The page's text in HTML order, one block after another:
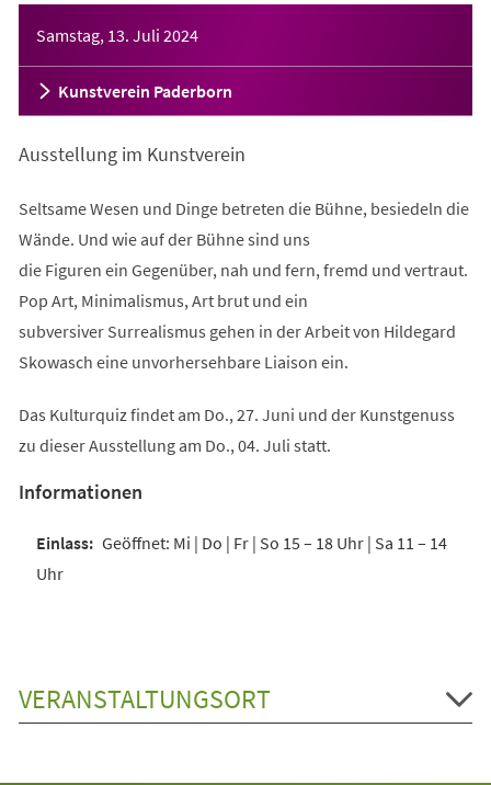
Samstag, 13. Juli 2024
Kunstverein Paderborn
Ausstellung im Kunstverein
Seltsame Wesen und Dinge betreten die Bühne, besiedeln die
Wände. Und wie auf der Bühne sind uns
die Figuren ein Gegenüber, nah und fern, fremd und vertraut.
Pop Art, Minimalismus, Art brut und ein
subversiver Surrealismus gehen in der Arbeit von Hildegard
Skowasch eine unvorhersehbare Liaison ein.
Das Kulturquiz findet am Do., 27. Juni und der Kunstgenuss
zu dieser Ausstellung am Do., 04. Juli statt.
Informationen
Geöffnet: Mi | Do | Fr | So 15 – 18 Uhr | Sa 11 – 14
Uhr
VERANSTALTUNGSORT